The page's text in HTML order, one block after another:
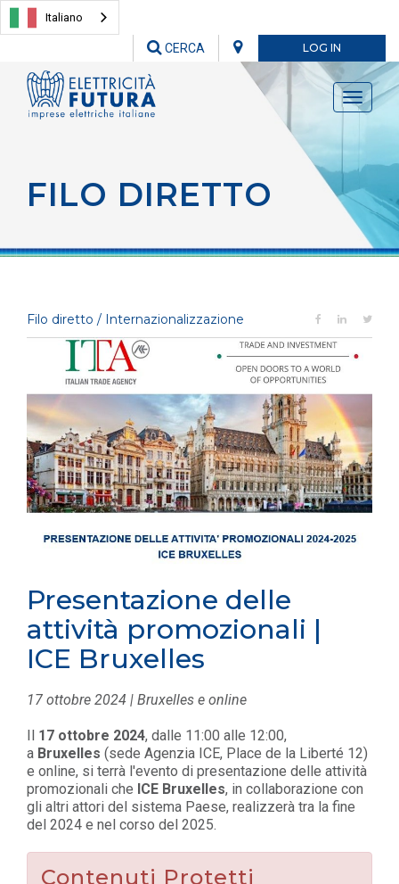
Italiano
LOG IN
CERCA
Toggle
FILO DIRETTO
Filo diretto / Internazionalizzazione
Presentazione delle
attività promozionali |
ICE Bruxelles
17 ottobre 2024 | Bruxelles e online
17 ottobre 2024, dalle 11:00 alle 12:00,
a Bruxelles (sede Agenzia ICE, Place de la Liberté 12)
e online, si terrà l'evento di presentazione delle attività
promozionali che ICE Bruxelles, in collaborazione con
gli altri attori del sistema Paese, realizzerà tra la fine
del 2024 e nel corso del 2025.
Contenuti Protetti